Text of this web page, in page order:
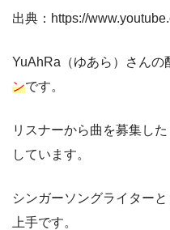
出典：https://
YuAhRa（ゆあら）さんの
ンです。
リスナーから曲を募集し
しています。
シンガーソングライター
上手です。